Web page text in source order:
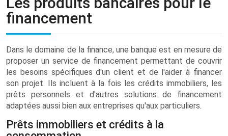
financement
Dans le domaine de la finance, une banque est en mesure de
proposer un service de financement permettant de couvrir
les besoins spécifiques d'un client et de l'aider à financer
son projet. Ils incluent à la fois les crédits immobiliers, les
prêts personnels et d'autres solutions de financement
adaptées aussi bien aux entreprises qu'aux particuliers.
Prêts immobiliers et crédits à la